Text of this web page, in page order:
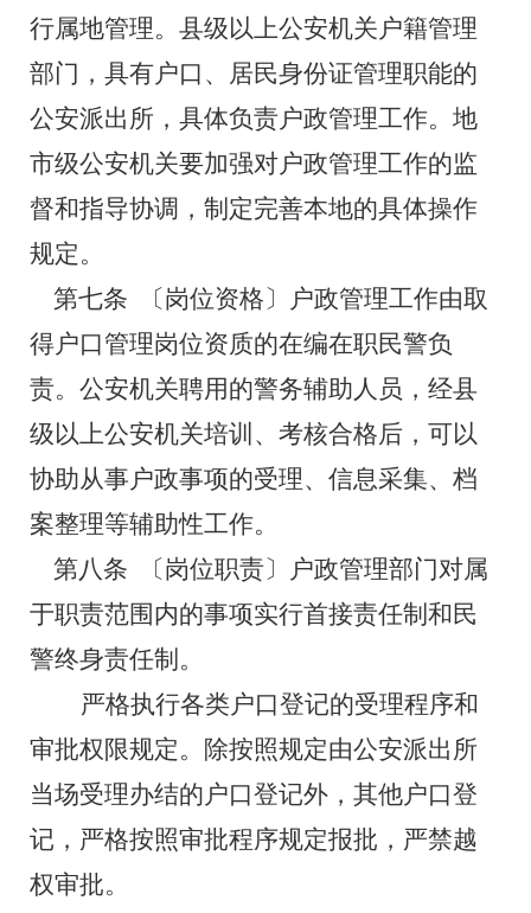
行属地管理。县级以上公安机关户籍管理
部门，具有户口、居民身份证管理职能的
公安派出所，具体负责户政管理工作。地
市级公安机关要加强对户政管理工作的监
督和指导协调，制定完善本地的具体操作
规定。
第七条
〔岗位资格〕户政管理工作由取
得户口管理岗位资质的在编在职民警负
责。公安机关聘用的警务辅助人员，经县
级以上公安机关培训、考核合格后，可以
协助从事户政事项的受理、信息采集、档
案整理等辅助性工作。
第八条
〔岗位职责〕户政管理部门对属
于职责范围内的事项实行首接责任制和民
警终身责任制。
严格执行各类户口登记的受理程序和
审批权限规定。除按照规定由公安派出所
当场受理办结的户口登记外，其他户口登
记，严格按照审批程序规定报批，严禁越
权审批。